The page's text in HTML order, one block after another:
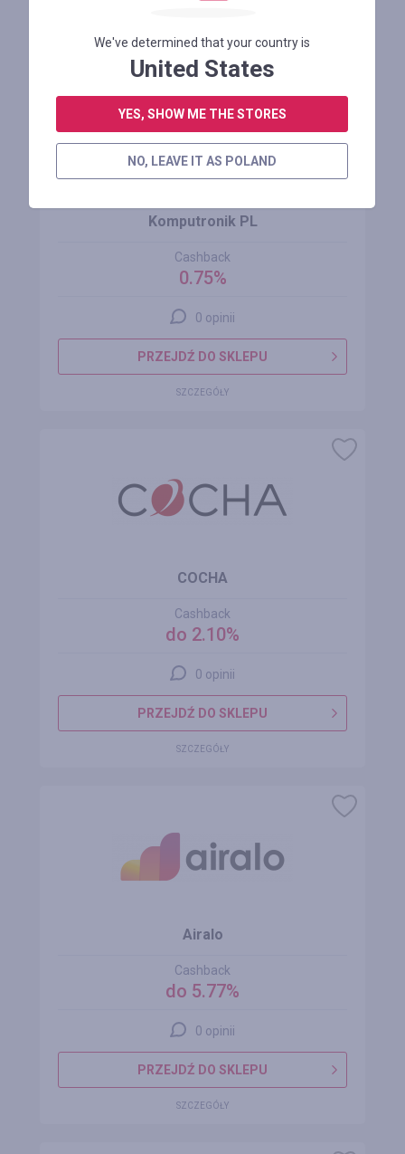
Komputronik PL
Cashback
0.75%
0 opinii
PRZEJDŹ DO SKLEPU
SZCZEGÓŁY
COCHA
Cashback
do 2.10%
0 opinii
PRZEJDŹ DO SKLEPU
SZCZEGÓŁY
Airalo
Cashback
do 5.77%
0 opinii
PRZEJDŹ DO SKLEPU
SZCZEGÓŁY
We've determined that your country is
United States
YES, SHOW ME THE STORES
NO, LEAVE IT AS POLAND